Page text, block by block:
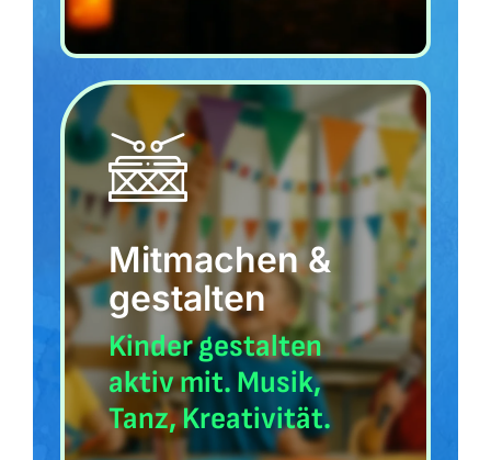
Mitmachen &
gestalten
Kinder gestalten
aktiv mit. Musik,
Tanz, Kreativität.